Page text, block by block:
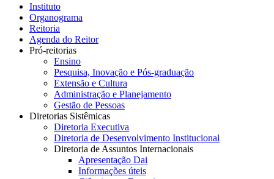
Instituto
Organograma
Reitoria
Agenda do Reitor
Pró-reitorias
Ensino
Pesquisa, Inovação e Pós-graduação
Extensão e Cultura
Administração e Planejamento
Gestão de Pessoas
Diretorias Sistêmicas
Diretoria Executiva
Diretoria de Desenvolvimento Institucional
Diretoria de Assuntos Internacionais
Apresentação Dai
Informações úteis